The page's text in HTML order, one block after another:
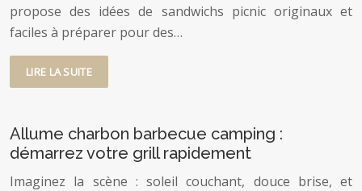
propose des idées de sandwichs picnic originaux et
faciles à préparer pour des…
LIRE LA SUITE
Allume charbon barbecue camping :
démarrez votre grill rapidement
Imaginez la scène : soleil couchant, douce brise, et